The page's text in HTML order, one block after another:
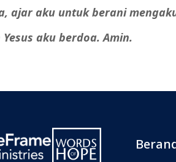
ajar aku untuk berani
aku berdoa. Amin.